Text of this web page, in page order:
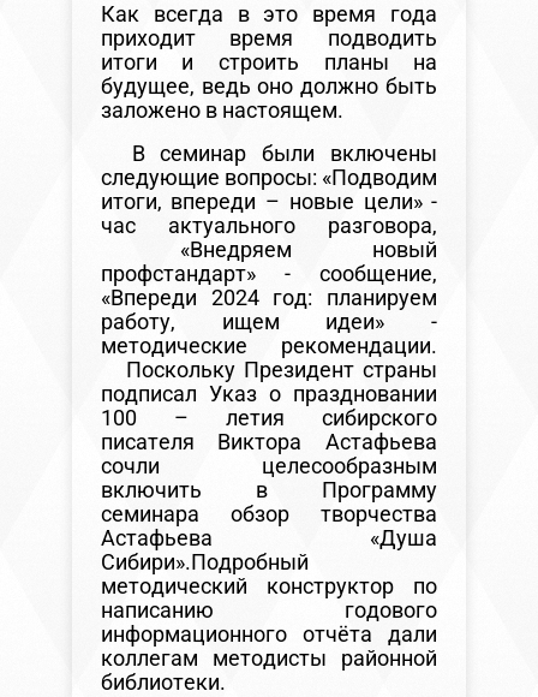
Как всегда в это время года
приходит время подводить
итоги и строить планы на
будущее, ведь оно должно быть
заложено в настоящем.
В семинар были включены
следующие вопросы: «Подводим
итоги, впереди – новые цели» -
час актуального разговора,
«Внедряем новый
профстандарт» - сообщение,
«Впереди 2024 год: планируем
работу, ищем идеи» -
методические рекомендации.
Поскольку Президент страны
подписал Указ о праздновании
100 – летия сибирского
писателя Виктора Астафьева
сочли целесообразным
включить в Программу
семинара обзор творчества
Астафьева «Душа
Сибири».Подробный
методический конструктор по
написанию годового
информационного отчёта дали
коллегам методисты районной
библиотеки.